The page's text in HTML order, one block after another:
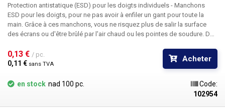
Protection antistatique (ESD) pour les doigts individuels - Manchons
ESD pour les doigts, pour ne pas avoir à enfiler un gant pour toute la
main. Grâce à ces manchons, vous ne risquez plus de salir la surface
des écrans ou d'être brûlé par l'air chaud ou les pointes de soudure. De
d'endommager les composants sensibles
. Convient pour compléter les
postes de travail ESD.
0,13 € / pc.
0,11 € sans TVA
Acheter
en stock nad 100 pc.
Code:
102954